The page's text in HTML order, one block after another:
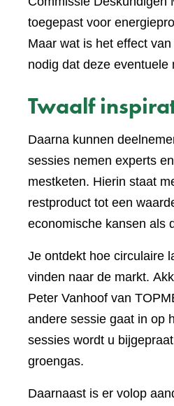
toegepast voor
Maar wat is het effect
nodig dat deze eventuele
Twaalf
Daarna kunnen
sessies nemen experts
mestketen. Hierin staat
restproduct tot een
economische kansen als
Je ontdekt hoe circulaire
vinden naar de markt.
Peter Vanhoof van
andere sessie gaat in op
sessies wordt u
groengas.
Daarnaast is er volop